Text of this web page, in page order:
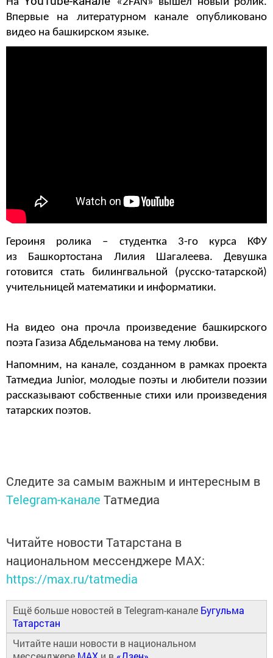
Впервые на литературном канале опубликовано
видео на башкирском языке.
Героиня ролика – студентка 3-го курса КФУ
из Башкортостана Лилия Шагалеева. Девушка
готовится стать билингвальной (русско-татарской)
учительницей математики и информатики.
На видео она прочла произведение башкирского
поэта Газиза Абдельманова на тему любви.
Напомним, на канале, созданном в рамках проекта
Татмедиа Junior, молодые поэты и любители поэзии
рассказывают собственные стихи или произведения
татарских поэтов.
Следите за самым важным и интересным в
Telegram-канале Татмедиа
Читайте новости Татарстана в
национальном мессенджере MАХ:
https://max.ru/tatmedia
Ещё больше новостей в Telegram-канале Бугульма
Татарстан
Читайте наши новости в национальном